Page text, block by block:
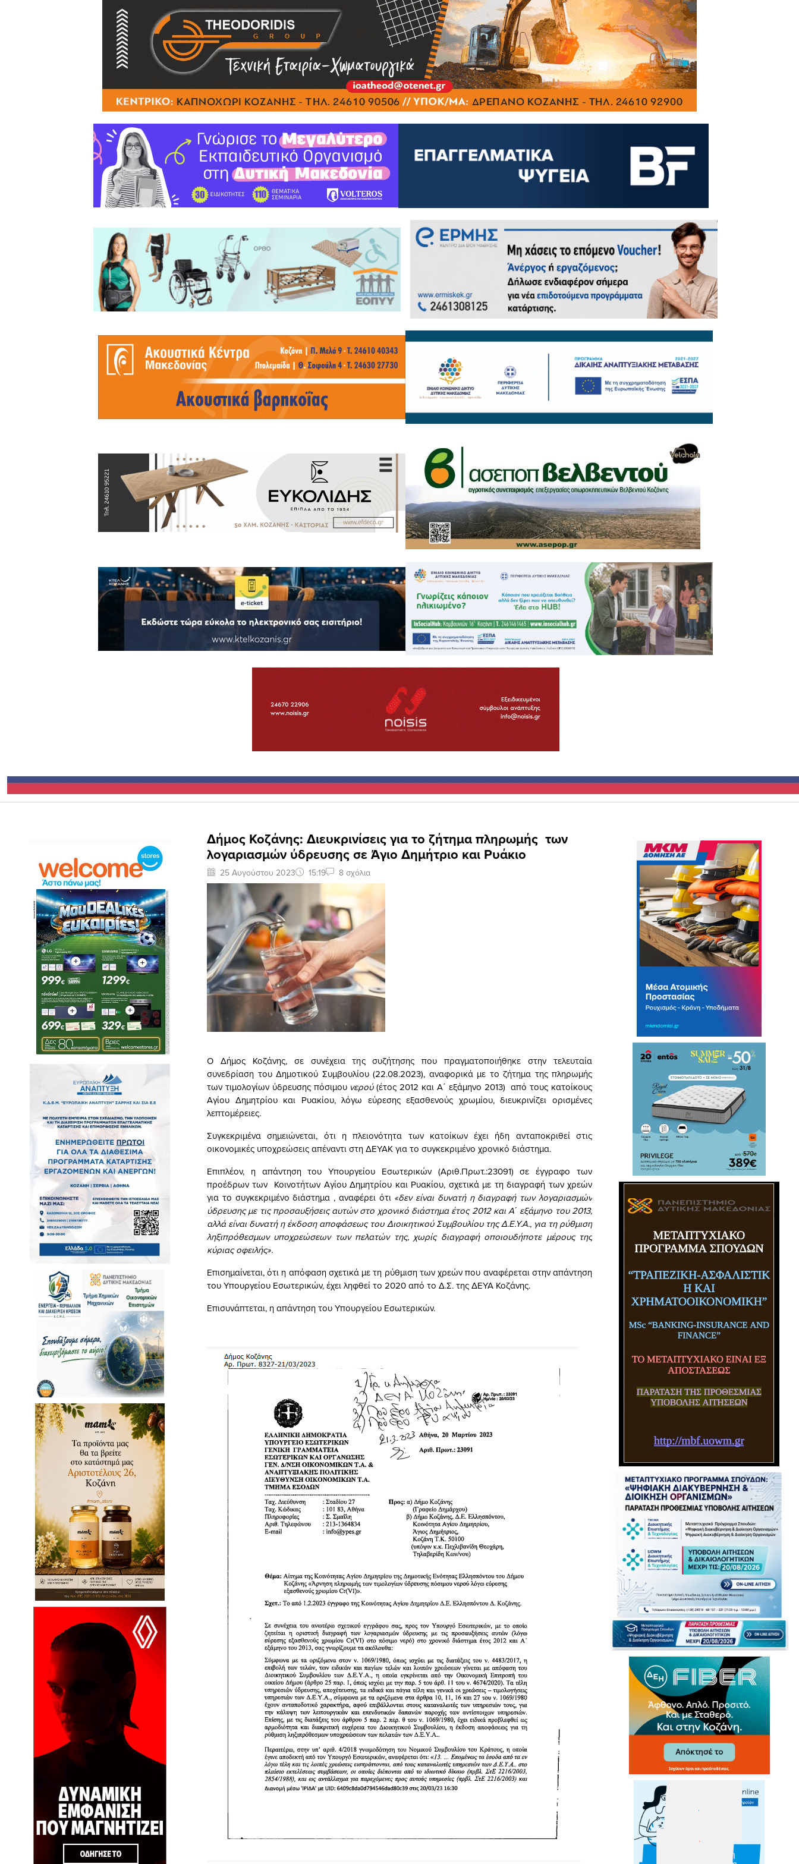
Δήμος Κοζάνης: Διευκρινίσεις για το ζήτημα πληρωμής των
λογαριασμών ύδρευσης σε Άγιο Δημήτριο και Ρυάκιο
25 Αυγούστου 2023 15:19 8 σχόλια
Ο Δήμος Κοζάνης, σε συνέχεια της συζήτησης που πραγματοποιήθηκε στην τελευταία
συνεδρίαση του Δημοτικού Συμβουλίου (22.08.2023), αναφορικά με το ζήτημα της πληρωμής
των τιμολογίων ύδρευσης πόσιμου νερού(έτος 2012 και Α΄ εξάμηνο 2013) από τους κατοίκους
Αγίου Δημητρίου και Ρυακίου, λόγω εύρεσης εξασθενούς χρωμίου, διευκρινίζει ορισμένες
λεπτομέρειες.
Συγκεκριμένα σημειώνεται, ότι η πλειονότητα των κατοίκων έχει ήδη ανταποκριθεί στις
οικονομικές υποχρεώσεις απέναντι στη ΔΕΥΑΚ για το συγκεκριμένο χρονικό διάστημα.
Επιπλέον, η απάντηση του Υπουργείου Εσωτερικών (Αριθ.Πρωτ.:23091) σε έγγραφο των
προέδρων των Κοινοτήτων Αγίου Δημητρίου και Ρυακίου, σχετικά με τη διαγραφή των χρεών
για το συγκεκριμένο διάστημα , αναφέρει ότι«δεν είναι δυνατή η διαγραφή των λογαριασμών
ύδρευσης με τις προσαυξήσεις αυτών στο χρονικό διάστημα έτος 2012 και Α΄ εξάμηνο του 2013,
αλλά είναι δυνατή η έκδοση αποφάσεως του Διοικητικού Συμβουλίου της Δ.Ε.Υ.Α., για τη ρύθμιση
ληξιπρόθεσμων υποχρεώσεων των πελατών της, χωρίς διαγραφή οποιουδήποτε μέρους της
κύριας οφειλής».
Επισημαίνεται, ότι η απόφαση σχετικά με τη ρύθμιση των χρεών που αναφέρεται στην απάντηση
του Υπουργείου Εσωτερικών, έχει ληφθεί το 2020 από το Δ.Σ. της ΔΕΥΑ Κοζάνης.
Επισυνάπτεται, η απάντηση του Υπουργείου Εσωτερικών.